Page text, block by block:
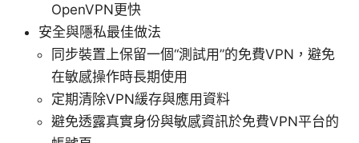
OpenVPN更快
安全與隱私最佳做法
同步裝置上保留一個“測試用”的免費VPN，避免
在敏感操作時長期使用
定期清除VPN緩存與應用資料
避免透露真實身份與敏感資訊於免費VPN平台的